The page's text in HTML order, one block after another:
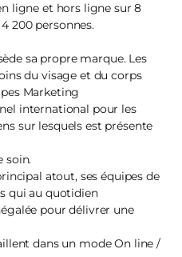
ligne et hors ligne sur 8
200 personnes.
sa propre marque. Les
du visage et du corps
Marketing
international pour les
sur lesquels est présente
soin.
atout, ses équipes de
qui au quotidien
pour délivrer une
dans un mode On line /